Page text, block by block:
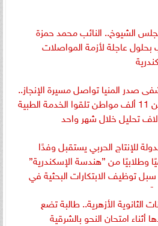
الشيوخ.. النائب محمد حمزة
بحلول عاجلة لأزمة المواصلات
صدر المنيا تواصل مسيرة الإنجاز..
أكثر من 11 ألف مواطن تلقوا الخدمة الطبية
للإنتاج الحربي يستقبل وفدًا
وطلابيًا من ”هندسة الإسكندرية”
توظيف الابتكارات البحثية في
الثانوية الأزهرية.. طالبة تضع
أثناء امتحان النحو بالشرقية